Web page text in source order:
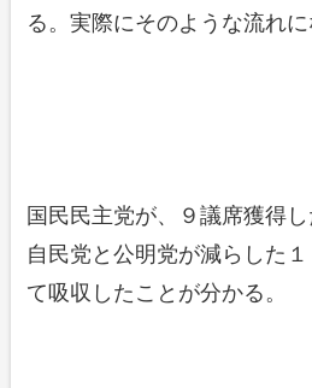
る。実際にそのような流れに
国民民主党が、９議席獲得し
自民党と公明党が減らした
て吸収したことが分かる。